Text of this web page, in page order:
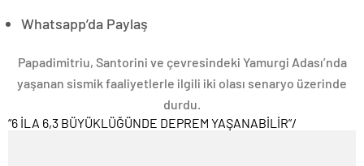
Whatsapp’da Paylaş
Papadimitriu, Santorini ve çevresindeki Yamurgi Adası’nda
yaşanan sismik faaliyetlerle ilgili iki olası senaryo üzerinde
durdu.
“6 İLA 6,3 BÜYÜKLÜĞÜNDE DEPREM YAŞANABİLİR”/